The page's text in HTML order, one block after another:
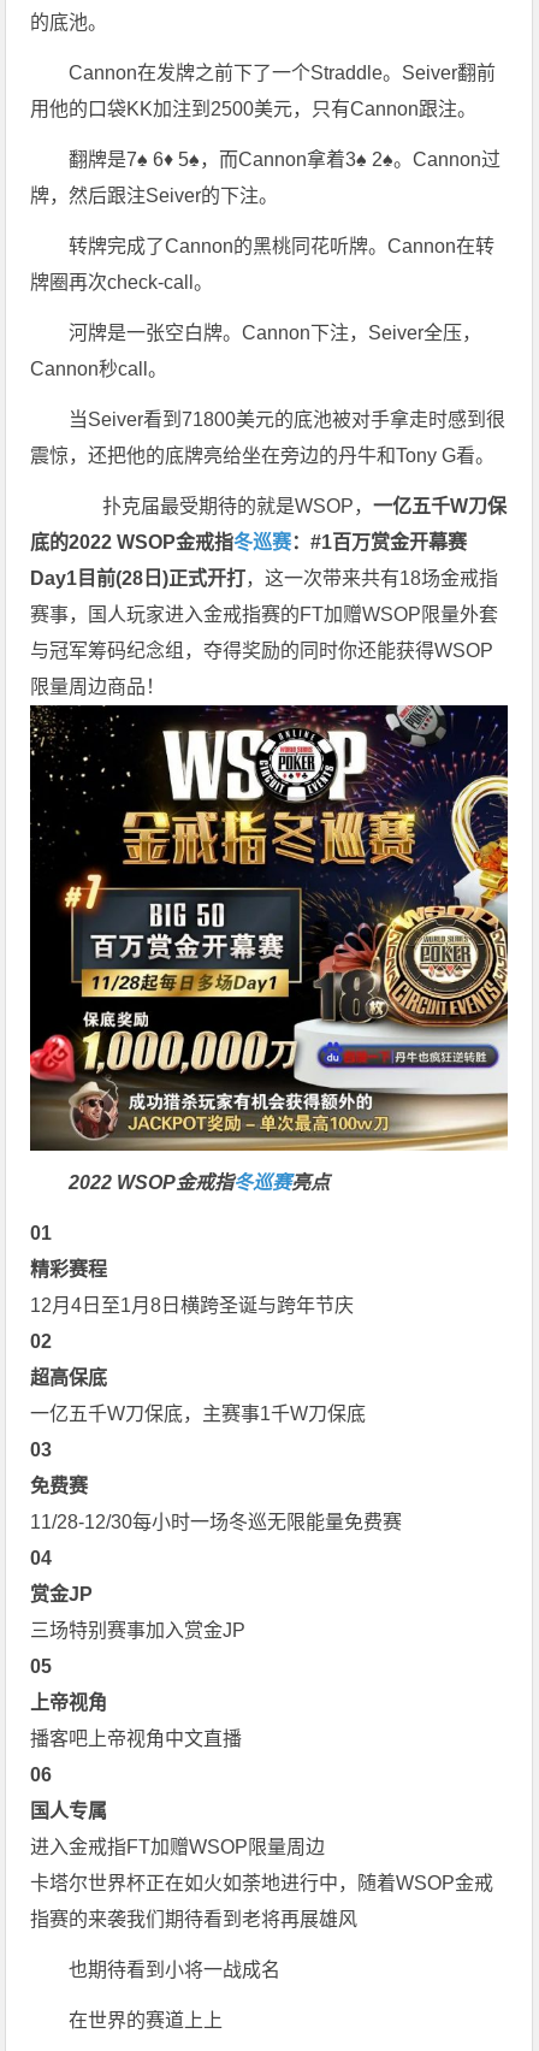
的底池。
Cannon在发牌之前下了一个Straddle。Seiver翻前
用他的口袋KK加注到2500美元，只有Cannon跟注。
翻牌是7♠ 6♦ 5♠，而Cannon拿着3♠ 2♠。Cannon过
牌，然后跟注Seiver的下注。
转牌完成了Cannon的黑桃同花听牌。Cannon在转
牌圈再次check-call。
河牌是一张空白牌。Cannon下注，Seiver全压，
Cannon秒call。
当Seiver看到71800美元的底池被对手拿走时感到很
震惊，还把他的底牌亮给坐在旁边的丹牛和Tony G看。
扑克届最受期待的就是WSOP，一亿五千W刀保
底的2022 WSOP金戒指冬巡赛：#1百万赏金开幕赛
Day1目前(28日)正式开打，这一次带来共有18场金戒指
赛事，国人玩家进入金戒指赛的FT加赠WSOP限量外套
与冠军筹码纪念组，夺得奖励的同时你还能获得WSOP
限量周边商品！
2022 WSOP金戒指冬巡赛亮点
01
精彩赛程
12月4日至1月8日横跨圣诞与跨年节庆
02
超高保底
一亿五千W刀保底，主赛事1千W刀保底
03
免费赛
11/28-12/30每小时一场冬巡无限能量免费赛
04
赏金JP
三场特别赛事加入赏金JP
05
上帝视角
播客吧上帝视角中文直播
06
国人专属
进入金戒指FT加赠WSOP限量周边
卡塔尔世界杯正在如火如荼地进行中，随着WSOP金戒
指赛的来袭我们期待看到老将再展雄风
也期待看到小将一战成名
在世界的赛道上上